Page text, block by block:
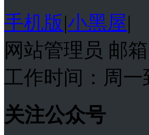
手机版|小黑屋|
网站管理员 邮
工作时间：周一
关注公众号